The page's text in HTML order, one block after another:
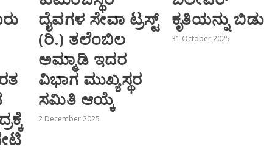
ದೈವಗಳ ಸೇವಾ ಟ್ರಸ್ಟ್
(ರಿ.) ತಲೆಂಬಿಲ
ಅಮ್ಮಾಡಿ ಇದರ
ವಿಭಾಗ ಮುಖ್ಯಸ್ಥರ
ಸಮಿತಿ ಆಯ್ಕೆ
2 December 2025
ಕೃತಿಯನ್ನು
31 October 2025